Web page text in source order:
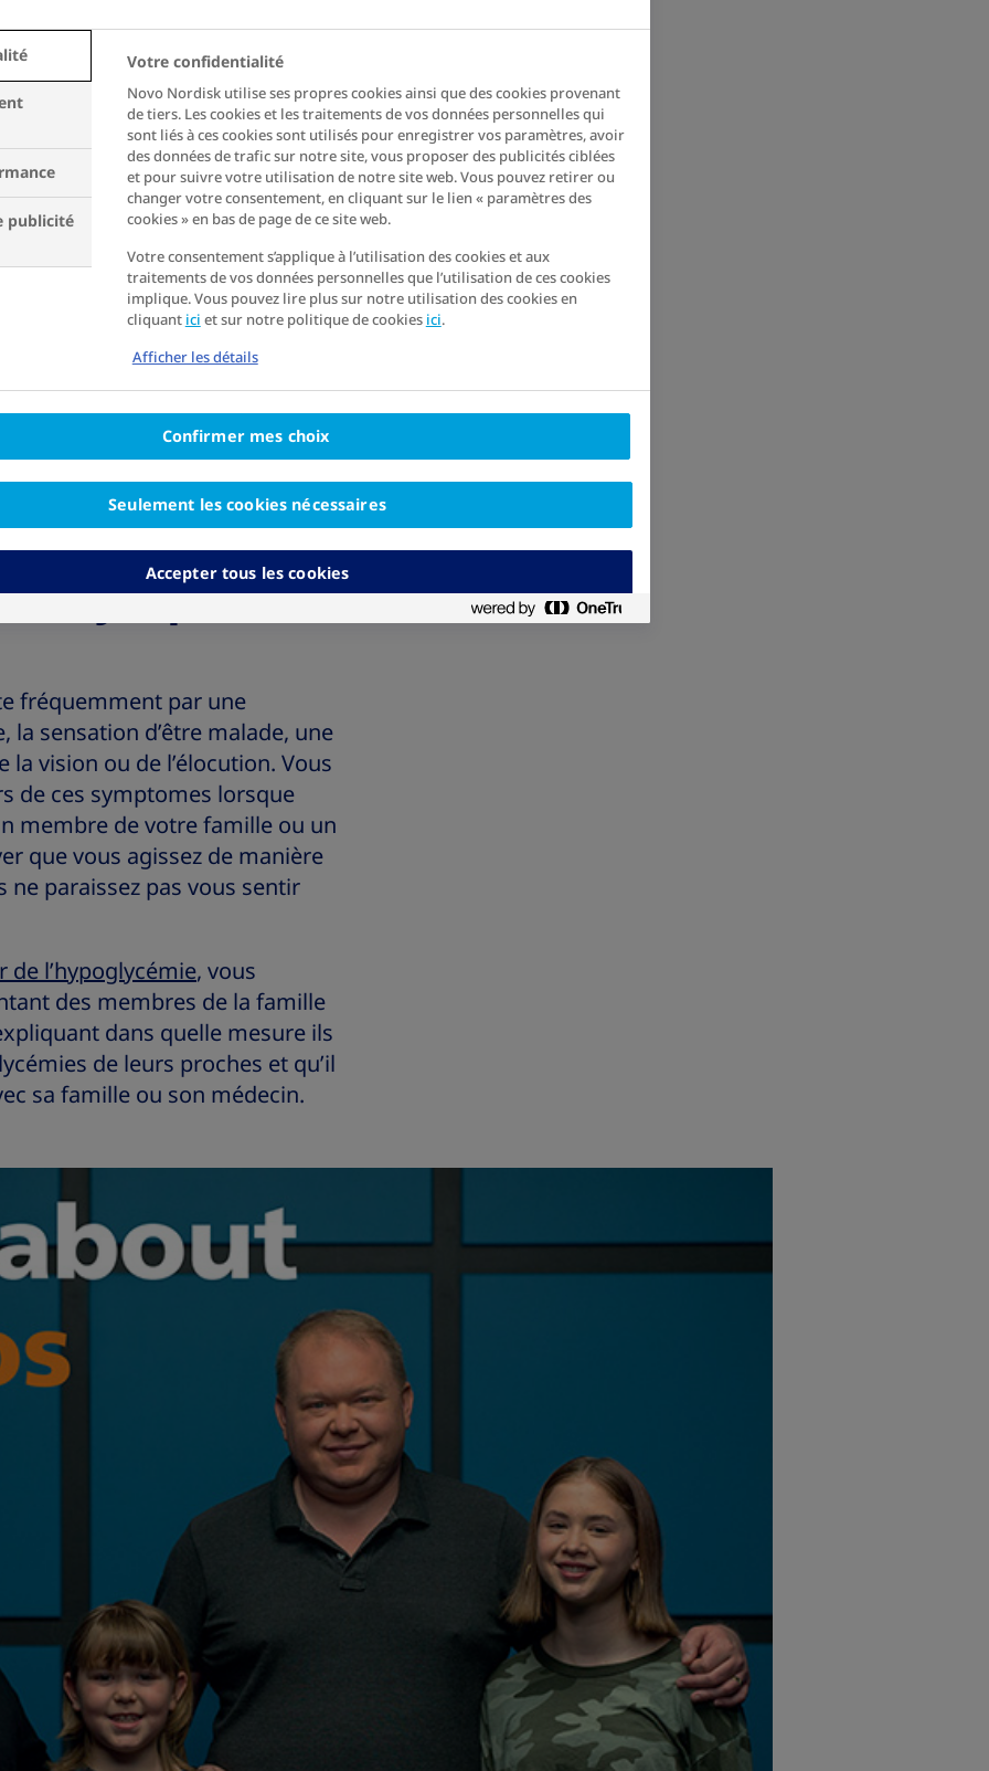
affecte pas seulement
de préparer également
»
de type 1 à Madrid, Espagne
une
symptômes
fréquemment par une
sensation d’être malade, une
vision ou de l’élocution. Vous
de ces symptomes lorsque
membre de votre famille ou un
que vous agissez de manière
paraissez pas vous sentir
de l’hypoglycémie, vous
des membres de la famille
dans quelle mesure ils
de leurs proches et qu’il
sa famille ou son médecin.
publicité
Votre confidentialité
Novo Nordisk utilise ses propres cookies ainsi que des cookies provenant
de tiers. Les cookies et les traitements de vos données personnelles qui
sont liés à ces cookies sont utilisés pour enregistrer vos paramètres, avoir
des données de trafic sur notre site, vous proposer des publicités ciblées
et pour suivre votre utilisation de notre site web. Vous pouvez retirer ou
changer votre consentement, en cliquant sur le lien « paramètres des
cookies » en bas de page de ce site web.
Votre consentement s’applique à l’utilisation des cookies et aux
traitements de vos données personnelles que l’utilisation de ces cookies
implique. Vous pouvez lire plus sur notre utilisation des cookies en
cliquant ici et sur notre politique de cookies ici.
Afficher les détails
Confirmer mes choix
Seulement les cookies nécessaires
Accepter tous les cookies